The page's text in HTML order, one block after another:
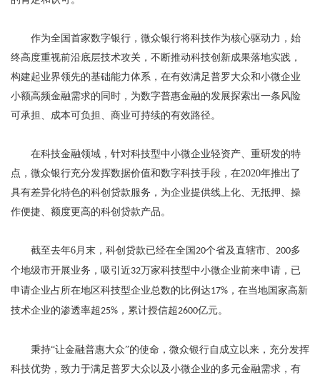
作为全国首家数字银行，微众银行将科技作为核心驱动力，始
终高度重视前沿底层技术攻关，不断推动科技创新成果落地实践，
构建起业界领先的基础能力体系，在有效满足普罗大众和小微企业
小额高频金融需求的同时，为数字普惠金融的发展探索出一条风险
可承担、成本可负担、商业可持续的有效路径。
在科技金融领域，针对科技型中小微企业轻资产、重研发的特
点，微众银行充分发挥数据价值和数字科技手段，在2020年推出了
具有差异化特色的科创贷款服务，为企业提供线上化、无抵押、操
作便捷、额度更高的科创贷款产品。
截至去年6月末，科创贷款已经在全国 20个省及直辖市、 200多
个地级市开展业务，吸引近32万家科技型中小微企业前来申请，已
申请企业占所在地区科技型企业总数的比例达17% ，在当地国家高新
技术企业的渗透率超25% ，累计授信超2600亿元。
秉持“让金融普惠大众”的使命，微众银行自成立以来，充分发挥
科技优势，致力于满足普罗大众以及小微企业的多元金融需求，有